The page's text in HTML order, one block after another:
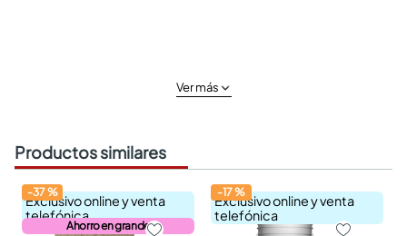
Ver más
Productos similares
Exclusivo online y venta
telefónica
Ahorro en grande
-37%
Exclusivo online y venta
telefónica
-17%